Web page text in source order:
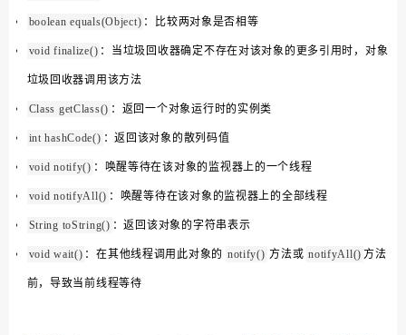
boolean equals(Object) ：比较两对象是否相等
void finalize() ：当垃圾回收器确定不存在对该对象的更多引用时，对象
垃圾回收器调用该方法
Class getClass() ：返回一个对象运行时的实例类
int hashCode() ：返回该对象的散列码值
void notify() ：唤醒等待在该对象的监视器上的一个线程
void notifyAll() ：唤醒等待在该对象的监视器上的全部线程
String toString() ：返回该对象的字符串表示
void wait() ：在其他线程调用此对象的 notify() 方法或 notifyAll() 方法
前，导致当前线程等待